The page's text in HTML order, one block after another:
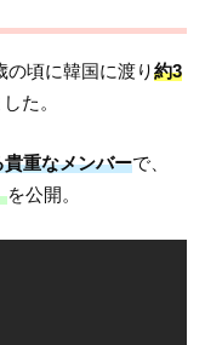
の頃に韓国に渡り約3
た。
重なメンバーで、
を公開。